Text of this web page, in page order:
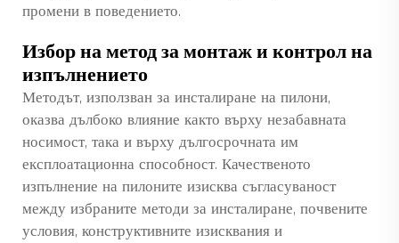
промени в поведението.
Избор на метод за монтаж и контрол на
изпълнението
Методът, използван за инсталиране на пилони,
оказва дълбоко влияние както върху незабавната
носимост, така и върху дългосрочната им
експлоатационна способност. Качественото
изпълнение на пилоните изисква съгласуваност
между избраните методи за инсталиране, почвените
условия, конструктивните изисквания и